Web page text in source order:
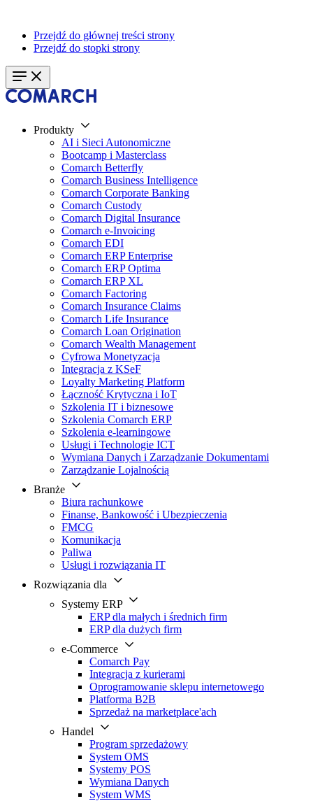
Przejdź do głównej treści strony
Przejdź do stopki strony
Produkty
AI i Sieci Autonomiczne
Bootcamp i Masterclass
Comarch Betterfly
Comarch Business Intelligence
Comarch Corporate Banking
Comarch Custody
Comarch Digital Insurance
Comarch e-Invoicing
Comarch EDI
Comarch ERP Enterprise
Comarch ERP Optima
Comarch ERP XL
Comarch Factoring
Comarch Insurance Claims
Comarch Life Insurance
Comarch Loan Origination
Comarch Wealth Management
Cyfrowa Monetyzacja
Integracja z KSeF
Loyalty Marketing Platform
Łączność Krytyczna i IoT
Szkolenia IT i biznesowe
Szkolenia Comarch ERP
Szkolenia e-learningowe
Usługi i Technologie ICT
Wymiana Danych i Zarządzanie Dokumentami
Zarządzanie Lojalnością
Branże
Biura rachunkowe
Finanse, Bankowość i Ubezpieczenia
FMCG
Komunikacja
Paliwa
Usługi i rozwiązania IT
Rozwiązania dla
Systemy ERP
ERP dla małych i średnich firm
ERP dla dużych firm
e-Commerce
Comarch Pay
Integracja z kurierami
Oprogramowanie sklepu internetowego
Platforma B2B
Sprzedaż na marketplace'ach
Handel
Program sprzedażowy
System OMS
Systemy POS
Wymiana Danych
System WMS